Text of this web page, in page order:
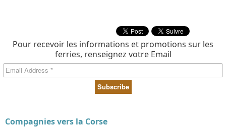
Pour recevoir les informations et promotions sur les
ferries, renseignez votre Email
Compagnies vers la Corse